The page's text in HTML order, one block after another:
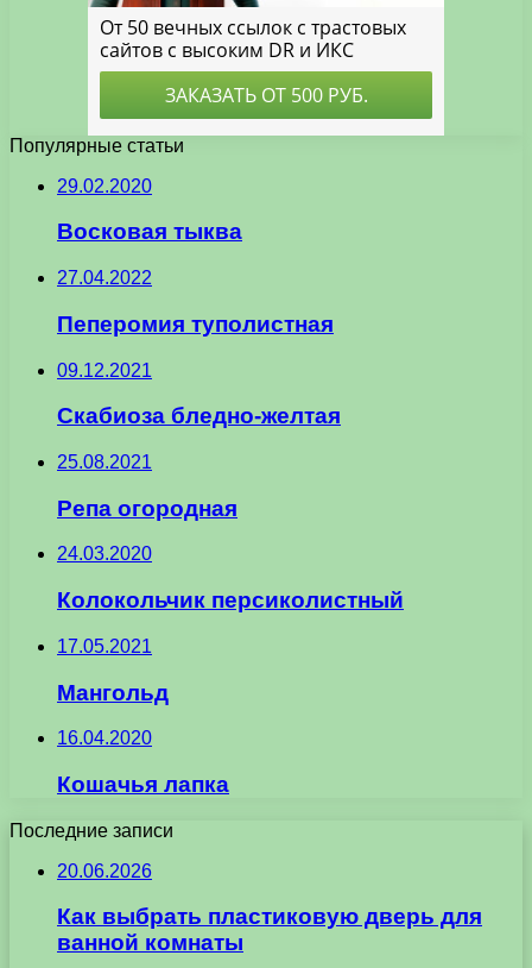
Популярные статьи
29.02.2020
Восковая тыква
27.04.2022
Пеперомия туполистная
09.12.2021
Скабиоза бледно-желтая
25.08.2021
Репа огородная
24.03.2020
Колокольчик персиколистный
17.05.2021
Мангольд
16.04.2020
Кошачья лапка
Последние записи
20.06.2026
Как выбрать пластиковую дверь для
ванной комнаты